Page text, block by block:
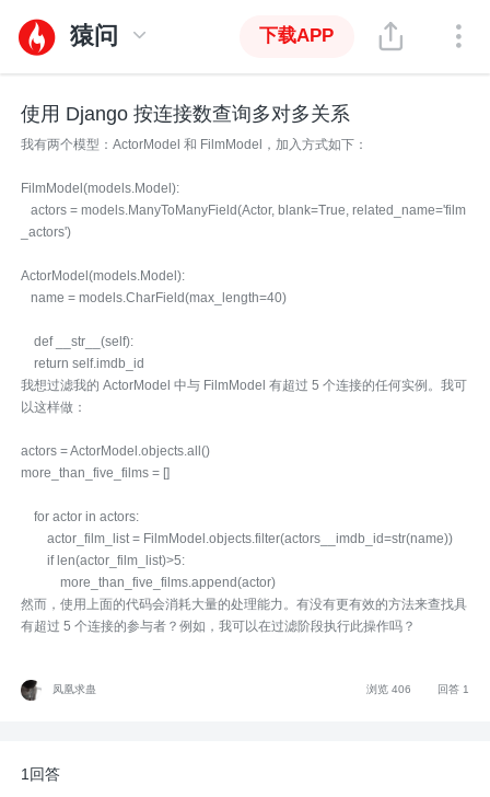
猿问 下载APP
使用 Django 按连接数查询多对多关系
我有两个模型：ActorModel 和 FilmModel，加入方式如下：
FilmModel(models.Model):
actors = models.ManyToManyField(Actor, blank=True, related_name='film
_actors')
ActorModel(models.Model):
name = models.CharField(max_length=40)
def __str__(self):
return self.imdb_id
我想过滤我的 ActorModel 中与 FilmModel 有超过 5 个连接的任何实例。我可
以这样做：
actors = ActorModel.objects.all()
more_than_five_films = []
for actor in actors:
actor_film_list = FilmModel.objects.filter(actors__imdb_id=str(name))
if len(actor_film_list)>5:
more_than_five_films.append(actor)
然而，使用上面的代码会消耗大量的处理能力。有没有更有效的方法来查找具
有超过 5 个连接的参与者？例如，我可以在过滤阶段执行此操作吗？
凤凰求蛊 浏览 406 回答 1
1回答